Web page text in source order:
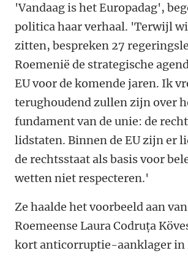
'Vandaag is het Europadag',
politica haar verhaal. 'Terwijl
zitten, bespreken 27
Roemenië de strategische
EU voor de komende jaren. Ik
terughoudend zullen zijn over
fundament van de unie: de
lidstaten. Binnen de EU zijn er
de rechtsstaat als basis voor
wetten niet respecteren.'
Ze haalde het voorbeeld aan
Roemeense Laura Codruța
kort anticorruptie-aanklager in